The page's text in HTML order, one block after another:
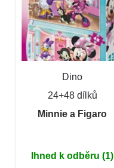
Dino
24+48 dílků
Minnie a Figaro
Ihned k odběru (1)